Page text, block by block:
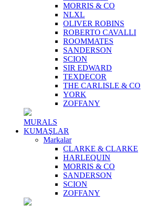
MORRIS & CO
NLXL
OLIVER ROBINS
ROBERTO CAVALLI
ROOMMATES
SANDERSON
SCION
SIR EDWARD
TEXDECOR
THE CARLISLE & CO
YORK
ZOFFANY
MURALS
KUMAŞLAR
Markalar
CLARKE & CLARKE
HARLEQUIN
MORRIS & CO
SANDERSON
SCION
ZOFFANY